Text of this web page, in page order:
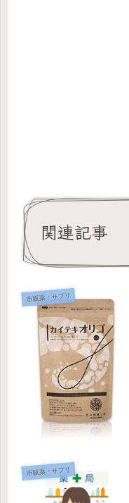
関連記事
市販薬・サプリ
市販薬・サプリ